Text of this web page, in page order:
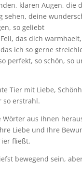
klaren Augen, die
sehen, deine
so geliebt
das dich
ich so gerne
perfekt, so schön, so
Tier mit Liebe,
so erstrahl.
Wörter aus Ihnen
Liebe und Ihre
fließt.
bewegend sein,